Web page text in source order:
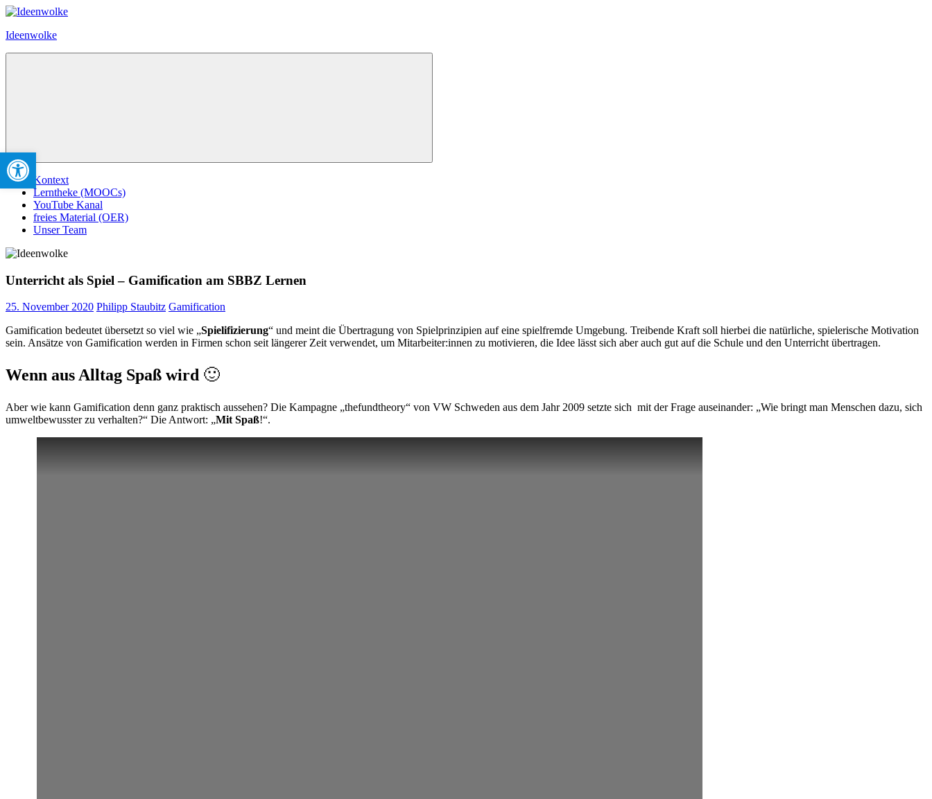
Zum
springen
Ideenwolke
Menü
Kontext
Lerntheke (MOOCs)
YouTube Kanal
freies Material (OER)
Unser Team
Unterricht als Spiel – Gamification am SBBZ Lernen
25. November 2020 Philipp Staubitz Gamification
Gamification bedeutet übersetzt so viel wie „Spielifizierung“ und meint die Übertragung von Spielprinzipien auf eine spielfremde Umgebung. Treibende Kraft soll hierbei die natürliche, spielerische Motivation
sein. Ansätze von Gamification werden in Firmen schon seit längerer Zeit verwendet, um Mitarbeiter:innen zu motivieren, die Idee lässt sich aber auch gut auf die Schule und den Unterricht übertragen.
Wenn aus Alltag Spaß wird 🙂
Aber wie kann Gamification denn ganz praktisch aussehen? Die Kampagne „thefundtheory“ von VW Schweden aus dem Jahr 2009 setzte sich mit der Frage auseinander: „Wie bringt man Menschen dazu, sich
umweltbewusster zu verhalten?“ Die Antwort: „Mit Spaß!“.
Werkzeugleiste öffnen